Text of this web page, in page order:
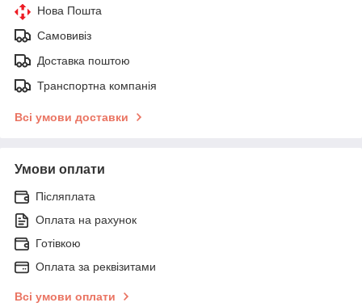
Нова Пошта
Самовивіз
Доставка поштою
Транспортна компанія
Всі умови доставки
Умови оплати
Післяплата
Оплата на рахунок
Готівкою
Оплата за реквізитами
Всі умови оплати